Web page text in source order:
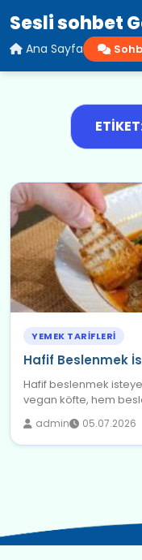
Sesli sohbet
Ana Sayfa
YEMEK TARIFLERI
Hafif Beslenmek
Hafif beslenmek
vegan köfte, hem
admin 05.07.2026